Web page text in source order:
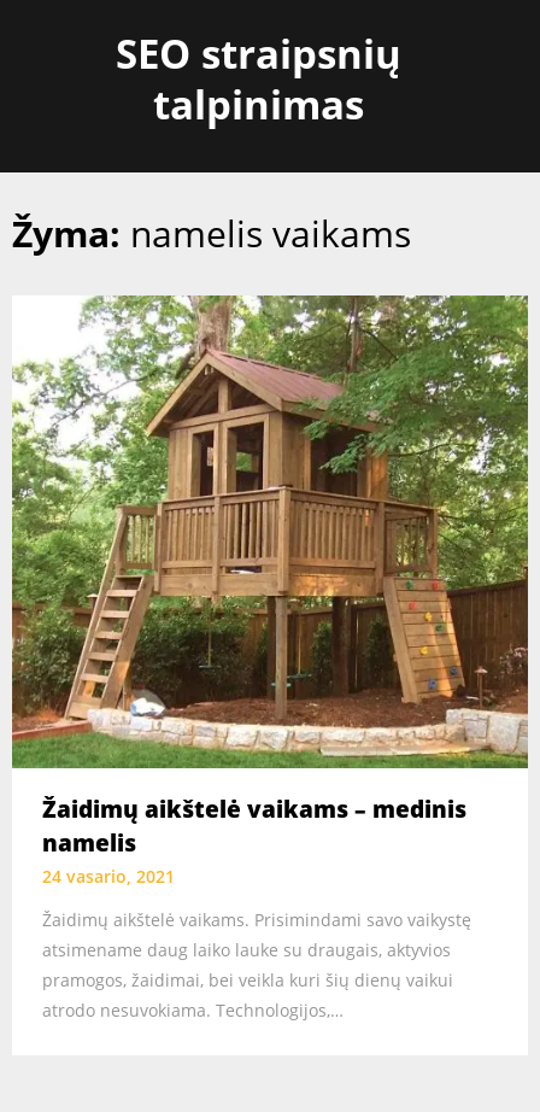
SEO straipsnių
talpinimas
Žyma: namelis vaikams
Žaidimų aikštelė vaikams – medinis
namelis
24 vasario, 2021
Žaidimų aikštelė vaikams. Prisimindami savo vaikystę
atsimename daug laiko lauke su draugais, aktyvios
pramogos, žaidimai, bei veikla kuri šių dienų vaikui
atrodo nesuvokiama. Technologijos,…